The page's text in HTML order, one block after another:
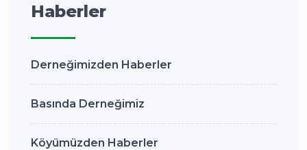
Haberler
Derneğimizden Haberler
Basında Derneğimiz
Köyümüzden Haberler